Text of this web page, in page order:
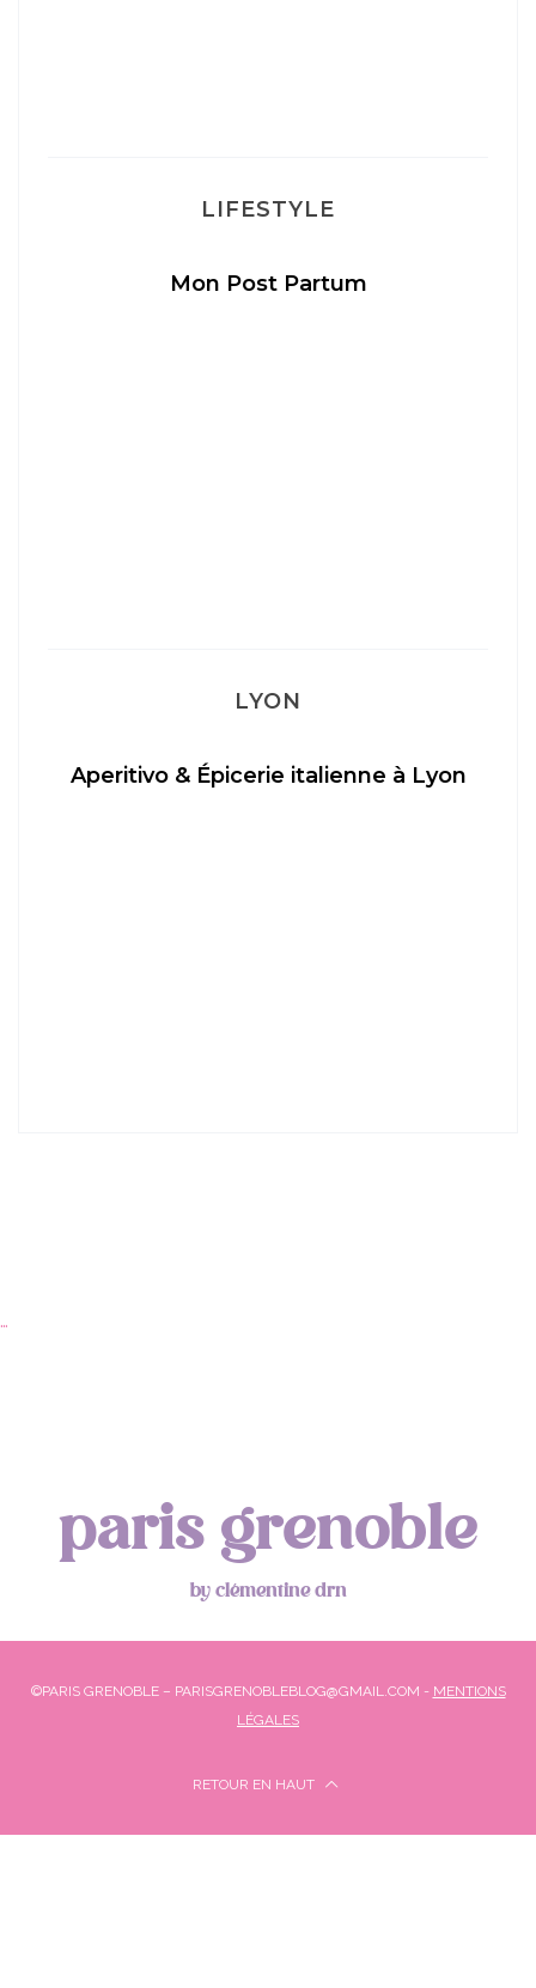
LIFESTYLE
Mon Post Partum
LYON
Aperitivo & Épicerie italienne à Lyon
…
paris grenoble
by clémentine drn
©PARIS GRENOBLE – PARISGRENOBLEBLOG@GMAIL.COM - MENTIONS
LÉGALES
RETOUR EN HAUT